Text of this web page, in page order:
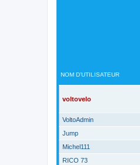
NOM D’UTILISATEUR
voltovelo
VoltoAdmin
Jump
Michel111
RICO 73